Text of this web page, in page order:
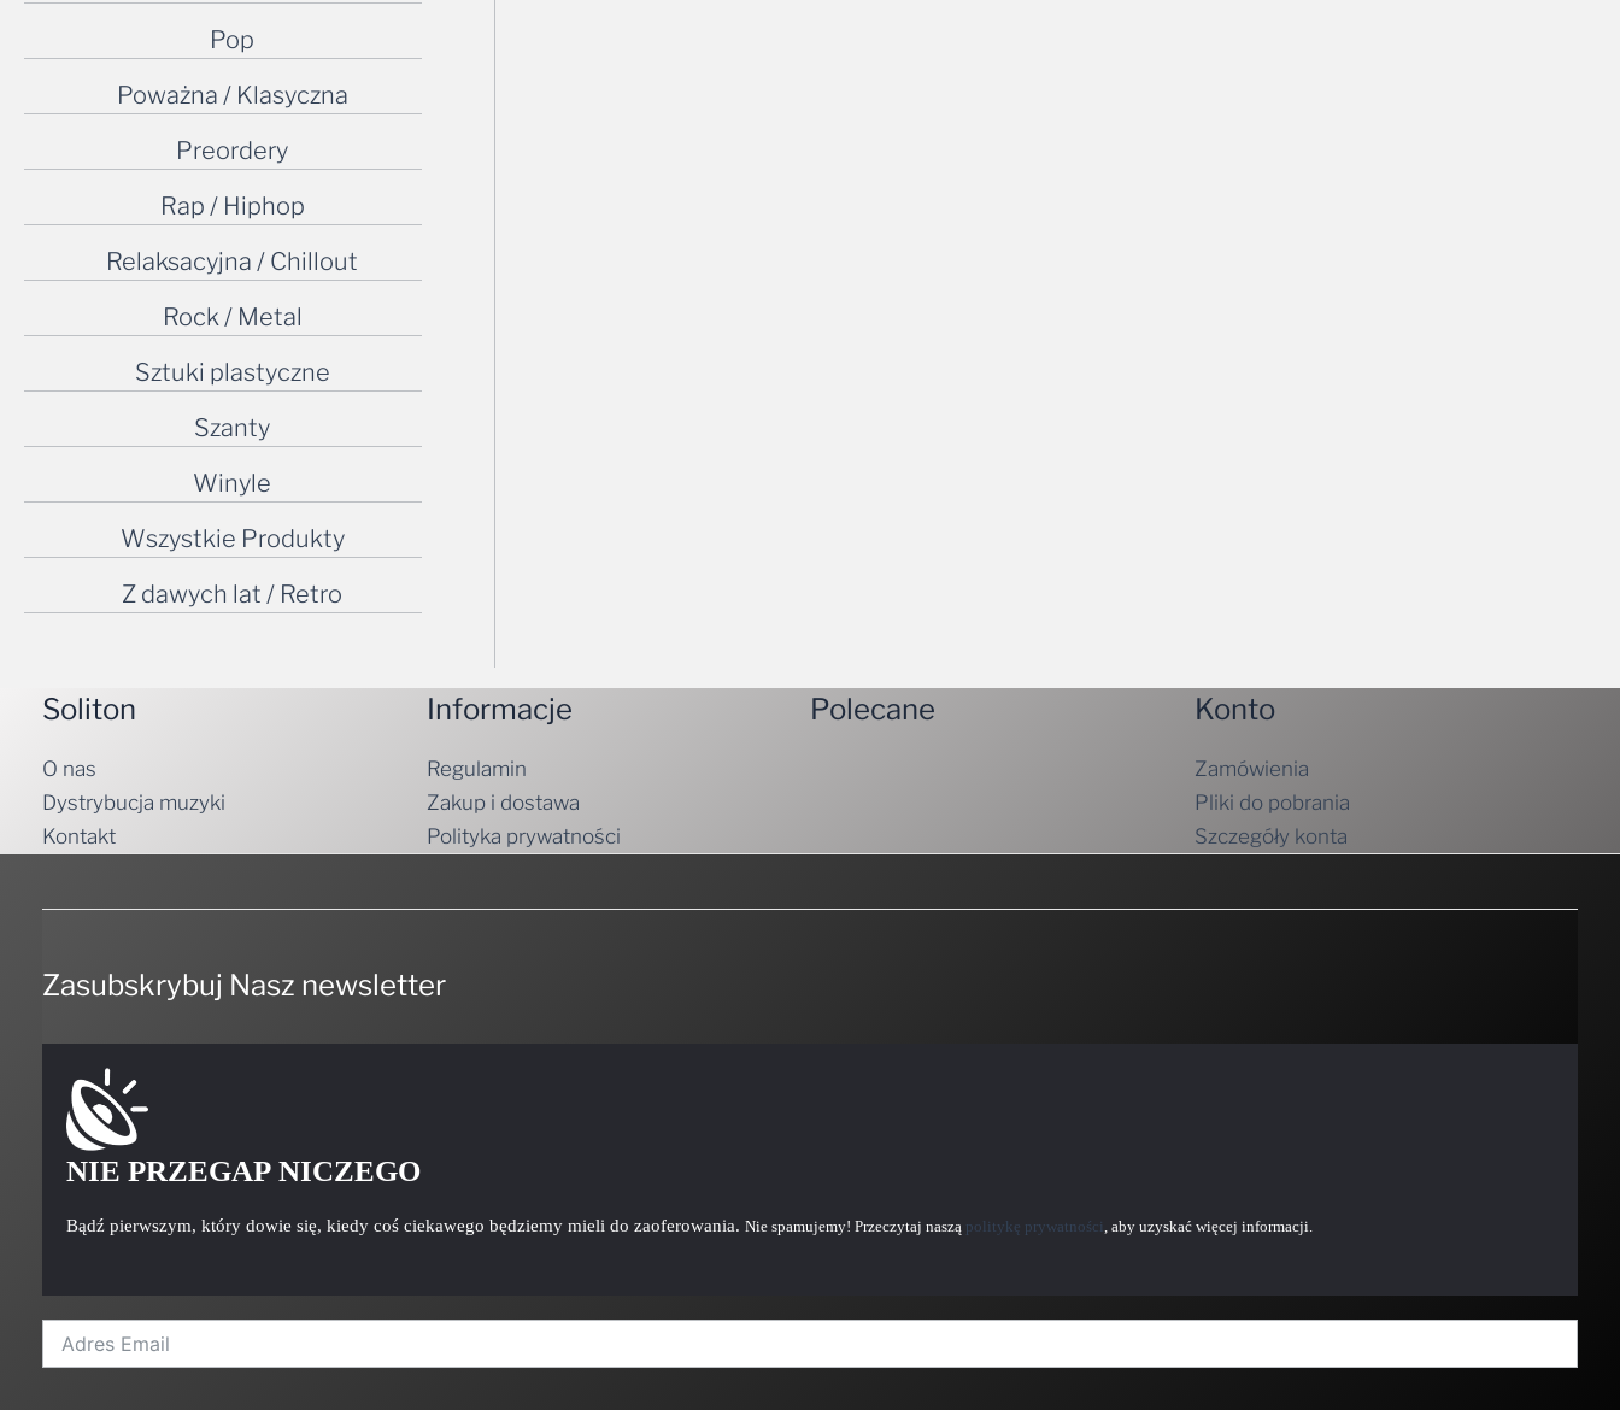
Pop
Poważna / Klasyczna
Preordery
Rap / Hiphop
Relaksacyjna / Chillout
Rock / Metal
Sztuki plastyczne
Szanty
Winyle
Wszystkie Produkty
Z dawych lat / Retro
Soliton
O nas
Dystrybucja muzyki
Kontakt
Informacje
Regulamin
Zakup i dostawa
Polityka prywatności
Polecane Konto
Zamówienia
Pliki do pobrania
Szczegóły konta
Zasubskrybuj Nasz newsletter
NIE PRZEGAP NICZEGO
Bądź pierwszym, który dowie się, kiedy coś ciekawego będziemy mieli do zaoferowania. Nie spamujemy! Przeczytaj naszą politykę prywatności, aby uzyskać więcej informacji.